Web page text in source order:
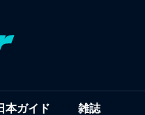
本ガイド 雑誌